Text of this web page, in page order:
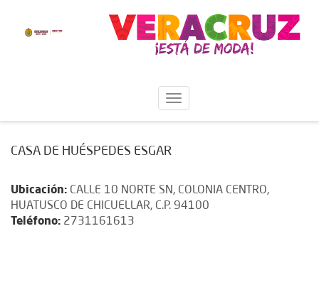
CASA DE HUÉSPEDES ESGAR
Ubicación: CALLE 10 NORTE SN, COLONIA CENTRO,
HUATUSCO DE CHICUELLAR, C.P. 94100
Teléfono: 2731161613